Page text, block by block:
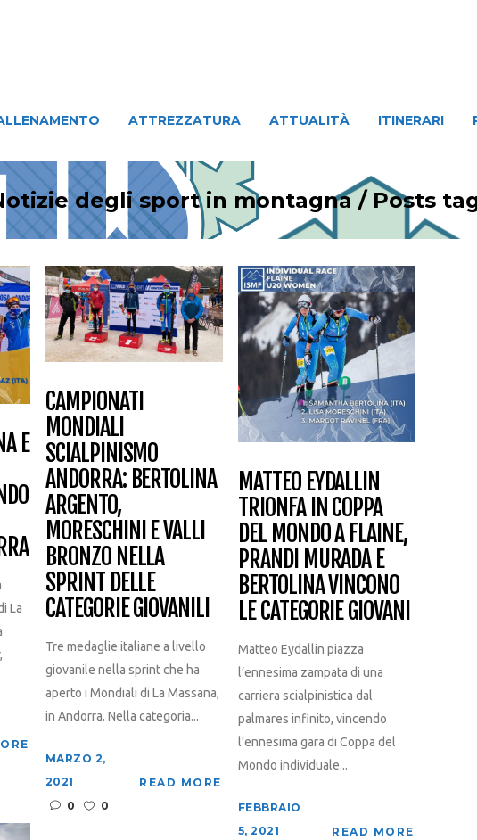
ATTREZZATURA ATTUALITÀ ITINERARI
degli sport in montagna/ Posts
E
La
CAMPIONATI
MONDIALI
SCIALPINISMO
ANDORRA: BERTOLINA
ARGENTO,
MORESCHINI E VALLI
BRONZO NELLA
SPRINT DELLE
CATEGORIE GIOVANILI
Tre medaglie italiane a livello
giovanile nella sprint che ha
aperto i Mondiali di La Massana,
in Andorra. Nella categoria...
MARZO 2,
2021
0
0
READ MORE
MATTEO EYDALLIN
TRIONFA IN COPPA
DEL MONDO A FLAINE,
PRANDI MURADA E
BERTOLINA VINCONO
LE CATEGORIE GIOVANI
Matteo Eydallin piazza
l’ennesima zampata di una
carriera scialpinistica dal
palmares infinito, vincendo
l’ennesima gara di Coppa del
Mondo individuale...
FEBBRAIO
5, 2021
READ MORE